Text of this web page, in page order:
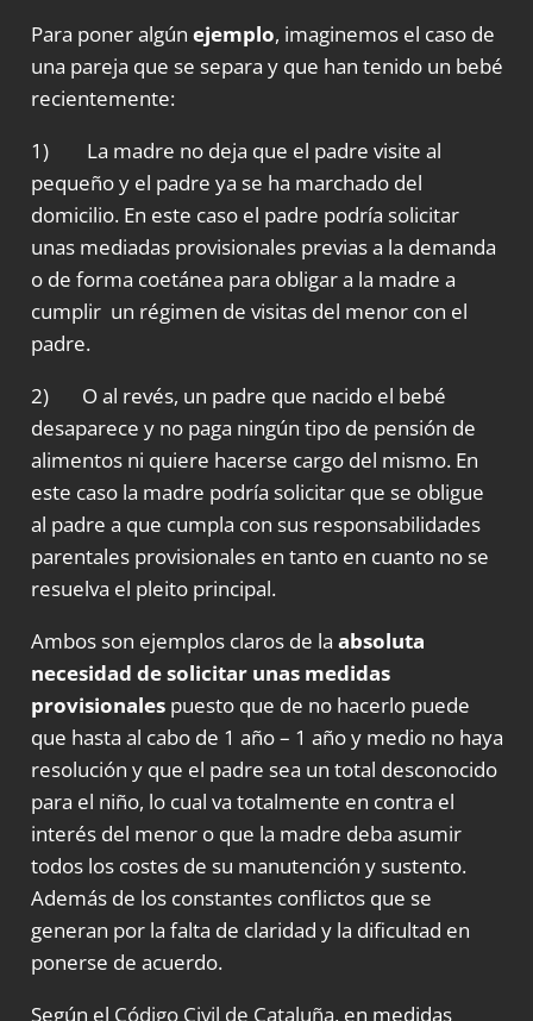
Para poner algún ejemplo, imaginemos el caso de
una pareja que se separa y que han tenido un bebé
recientemente:
1) La madre no deja que el padre visite al
pequeño y el padre ya se ha marchado del
domicilio. En este caso el padre podría solicitar
unas mediadas provisionales previas a la demanda
o de forma coetánea para obligar a la madre a
cumplir un régimen de visitas del menor con el
padre.
2) O al revés, un padre que nacido el bebé
desaparece y no paga ningún tipo de pensión de
alimentos ni quiere hacerse cargo del mismo. En
este caso la madre podría solicitar que se obligue
al padre a que cumpla con sus responsabilidades
parentales provisionales en tanto en cuanto no se
resuelva el pleito principal.
Ambos son ejemplos claros de la absoluta
necesidad de solicitar unas medidas
provisionalespuesto que de no hacerlo puede
que hasta al cabo de 1 año – 1 año y medio no haya
resolución y que el padre sea un total desconocido
para el niño, lo cual va totalmente en contra el
interés del menor o que la madre deba asumir
todos los costes de su manutención y sustento.
Además de los constantes conflictos que se
generan por la falta de claridad y la dificultad en
ponerse de acuerdo.
Según el Código Civil de Cataluña, en medidas